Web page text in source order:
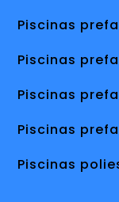
Piscinas
Piscinas
Piscinas
Piscinas
Piscinas